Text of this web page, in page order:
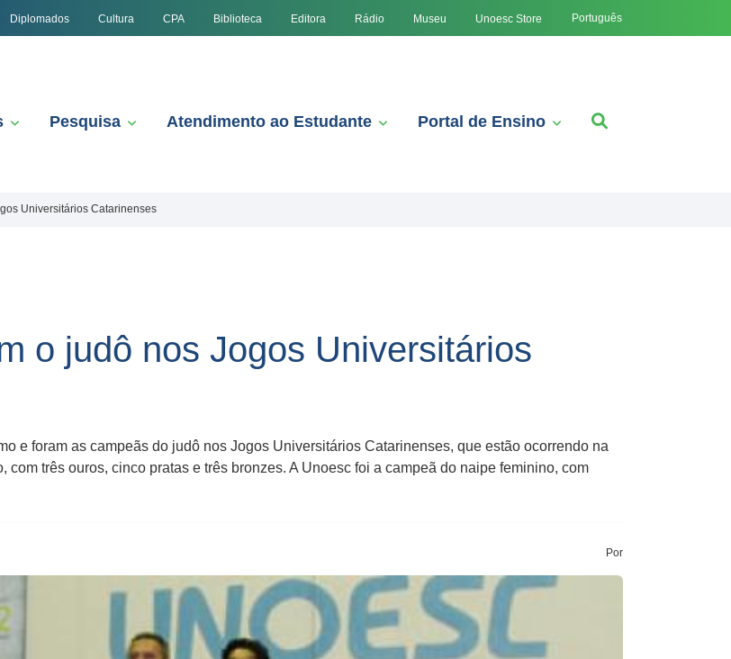
Diplomados Cultura CPA Biblioteca Editora Rádio Museu Unoesc Store Português
Pesquisa Atendimento ao Estudante Portal de Ensino
Universitários Catarinenses
o judô nos Jogos Universitários
e foram as campeãs do judô nos Jogos Universitários Catarinenses, que estão ocorrendo na
três ouros, cinco pratas e três bronzes. A Unoesc foi a campeã do naipe feminino, com
Por